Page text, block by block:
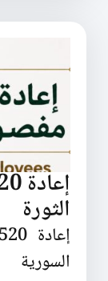
الثورة
السورية